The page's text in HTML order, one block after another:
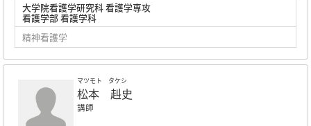
大学院看護学研究科 看護学専攻
看護学部 看護学科
精神看護学
マツモト タケシ
松本 赳史
講師